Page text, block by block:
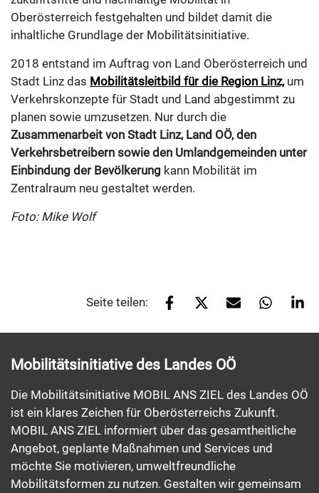
Oberösterreich festgehalten und bildet damit die
inhaltliche Grundlage der Mobilitätsinitiative.
2018 entstand im Auftrag von Land Oberösterreich und
Stadt Linz das Mobilitätsleitbild für die Region Linz,um
Verkehrskonzepte für Stadt und Land abgestimmt zu
planen sowie umzusetzen. Nur durch die
Zusammenarbeit von Stadt Linz, Land OÖ, den
Verkehrsbetreibern sowie den Umlandgemeinden unter
Einbindung der Bevölkerung kann Mobilität im
Zentralraum neu gestaltet werden.
Foto: Mike Wolf
Seite teilen:
Mobilitätsinitiative des Landes OÖ
Die Mobilitätsinitiative MOBIL ANS ZIEL des Landes OÖ
ist ein klares Zeichen für Oberösterreichs Zukunft.
MOBIL ANS ZIEL informiert über das gesamtheitliche
Angebot, geplante Maßnahmen und Services und
möchte Sie motivieren, umweltfreundliche
Mobilitätsformen zu nutzen. Gestalten wir gemeinsam